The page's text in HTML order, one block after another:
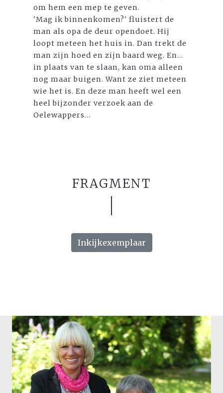
om hem een mep te geven.
'Mag ik binnenkomen?' fluistert de
man als opa de deur opendoet. Hij
loopt meteen het huis in. Dan trekt de
man zijn hoed en zijn baard weg. En...
in plaats van te slaan, kan oma alleen
nog maar buigen. Want ze ziet meteen
wie het is. En deze man heeft wel een
heel bijzonder verzoek aan de
Oelewappers...
FRAGMENT
Inkijkexemplaar